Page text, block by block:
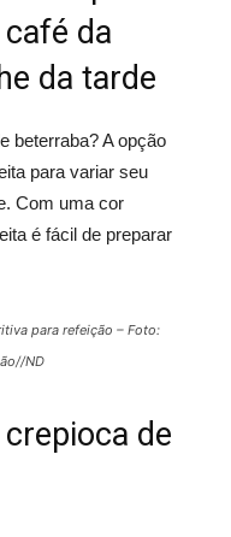
da
da tarde
beterraba? A opção
para variar seu
Com uma cor
é fácil de preparar
para refeição – Foto:
ND
de